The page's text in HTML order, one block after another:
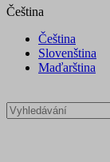
Čeština
Čeština
Slovenština
Maďarština